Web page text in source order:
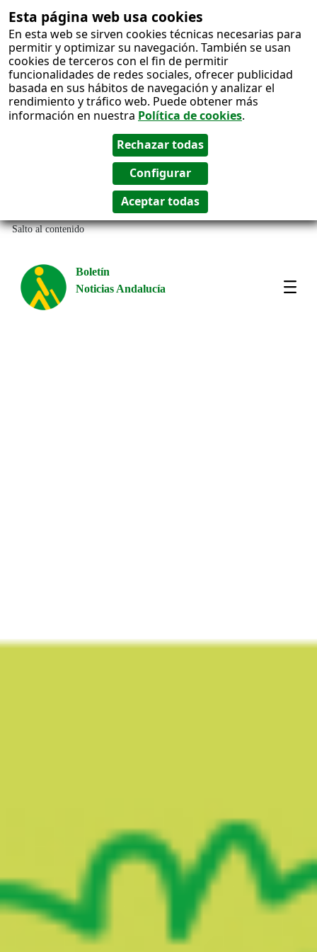
Esta página web usa cookies
En esta web se sirven cookies técnicas necesarias para
permitir y optimizar su navegación. También se usan
cookies de terceros con el fin de permitir
funcionalidades de redes sociales, ofrecer publicidad
basada en sus hábitos de navegación y analizar el
rendimiento y tráfico web. Puede obtener más
información en nuestra Política de cookies.
Salto al contenido
Boletín
Noticias Andalucía